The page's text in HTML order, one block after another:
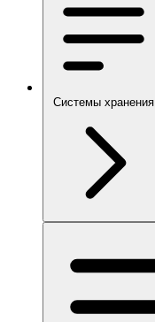
Системы хранения